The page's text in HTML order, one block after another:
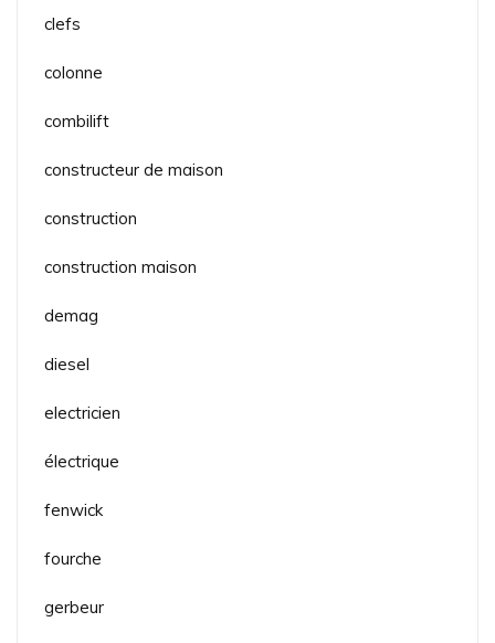
clefs
colonne
combilift
constructeur de maison
construction
construction maison
demag
diesel
electricien
électrique
fenwick
fourche
gerbeur